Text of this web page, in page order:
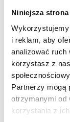
Niniejsza
i reklam, aby
analizować ruch
korzystasz z
Partnerzy mogą
otrzymanymi od
korzystania z ich
Bezpieczeństwo:
Lista ostrzeżeń
strychowych
2023/988 w
(GPSR):
Upewnij się, że
zabezpieczone
schodów, w tym